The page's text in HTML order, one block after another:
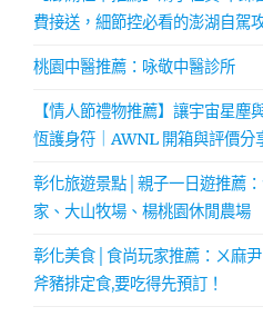
費接送，細節控必看的澎湖自駕
桃園中醫推薦：咏敬中醫診所
【情人節禮物推薦】讓宇宙星
恆護身符｜AWNL 開箱與評價分
彰化旅遊景點│親子一日遊推薦
家、大山牧場、楊桃園休閒農場
彰化美食│食尚玩家推薦：ㄨ麻
斧豬排定食,要吃得先預訂！